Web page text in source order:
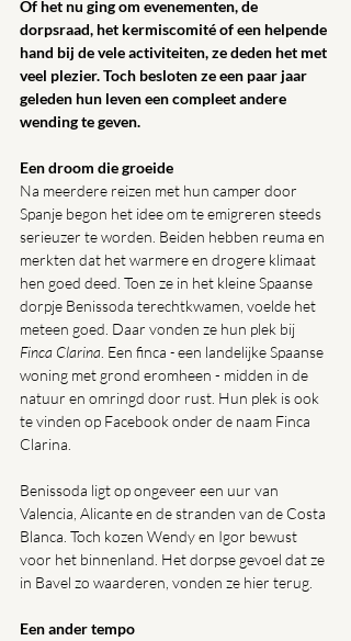
Of het nu ging om evenementen, de
dorpsraad, het kermiscomité of een helpende
hand bij de vele activiteiten, ze deden het met
veel plezier. Toch besloten ze een paar jaar
geleden hun leven een compleet andere
wending te geven.
Een droom die groeide
Na meerdere reizen met hun camper door
Spanje begon het idee om te emigreren steeds
serieuzer te worden. Beiden hebben reuma en
merkten dat het warmere en drogere klimaat
hen goed deed. Toen ze in het kleine Spaanse
dorpje Benissoda terechtkwamen, voelde het
meteen goed. Daar vonden ze hun plek bij
Finca Clarina . Een finca - een landelijke Spaanse
woning met grond eromheen - midden in de
natuur en omringd door rust. Hun plek is ook
te vinden op Facebook onder de naam Finca
Clarina.
Benissoda ligt op ongeveer een uur van
Valencia, Alicante en de stranden van de Costa
Blanca. Toch kozen Wendy en Igor bewust
voor het binnenland. Het dorpse gevoel dat ze
in Bavel zo waarderen, vonden ze hier terug.
Een ander tempo